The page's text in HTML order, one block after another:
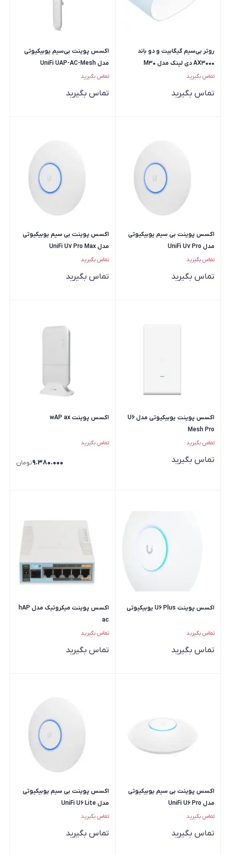
روتر بی‌سیم گیگابیت و دو باند
AX3000 دی لينک مدل M30
تماس بگیرید
تماس بگیرید
اکسس پوینت بی‌سیم یوبیکیوتی
مدل UniFi UAP-AC-Mesh
تماس بگیرید
تماس بگیرید
اکسس پوینت بی سیم یوبیکیوتی
مدل UniFi U7 Pro
تماس بگیرید
تماس بگیرید
اکسس پوینت بی سیم یوبیکیوتی
مدل UniFi U7 Pro Max
تماس بگیرید
تماس بگیرید
اکسس پوینت یوبیکیوتی مدل U6
Mesh Pro
تماس بگیرید
تماس بگیرید
اکسس پوینت wAP ax
تماس بگیرید
9.380.000تومان
اکسس پوینت U6 Plus یوبیکیوتی
تماس بگیرید
تماس بگیرید
اکسس پوینت میکروتیک مدل hAP
ac
تماس بگیرید
تماس بگیرید
اکسس پوینت بی سیم یوبیکیوتی
مدل UniFi U6 Pro
تماس بگیرید
تماس بگیرید
اکسس پوینت بی سیم یوبیکیوتی
مدل UniFi U6 Lite
تماس بگیرید
تماس بگیرید